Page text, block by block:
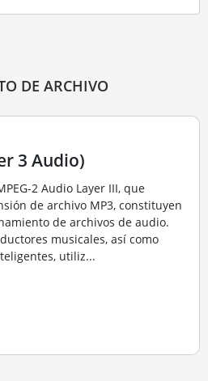
DE ARCHIVO
3 Audio)
2 Audio Layer III, que
de archivo MP3, constituyen
de archivos de audio.
musicales, así como
utiliz...